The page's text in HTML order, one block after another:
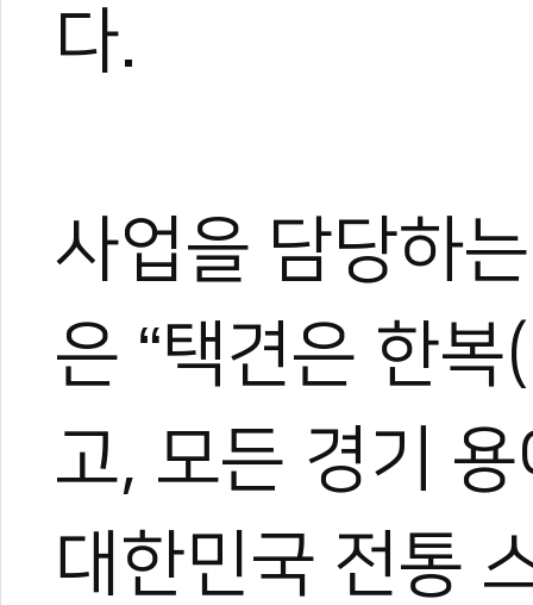
다.
사업을 담당하
은 “택견은 한
고, 모든 경기
대한민국 전통
0 0